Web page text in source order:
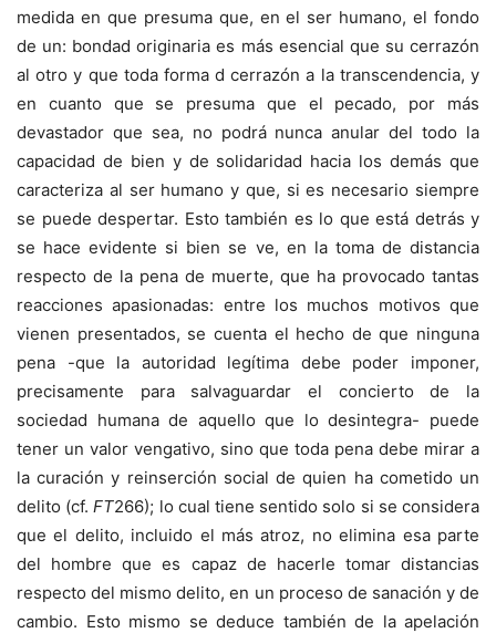
medida en que presuma que, en el ser humano, el fondo
de un: bondad originaria es más esencial que su cerrazón
al otro y que toda forma d cerrazón a la transcendencia, y
en cuanto que se presuma que el pecado, por más
devastador que sea, no podrá nunca anular del todo la
capacidad de bien y de solidaridad hacia los demás que
caracteriza al ser humano y que, si es necesario siempre
se puede despertar. Esto también es lo que está detrás y
se hace evidente si bien se ve, en la toma de distancia
respecto de la pena de muerte, que ha provocado tantas
reacciones apasionadas: entre los muchos motivos que
vienen presentados, se cuenta el hecho de que ninguna
pena -que la autoridad legítima debe poder imponer,
precisamente para salvaguardar el concierto de la
sociedad humana de aquello que lo desintegra- puede
tener un valor vengativo, sino que toda pena debe mirar a
la curación y reinserción social de quien ha cometido un
delito (cf.FT266); lo cual tiene sentido solo si se considera
que el delito, incluido el más atroz, no elimina esa parte
del hombre que es capaz de hacerle tomar distancias
respecto del mismo delito, en un proceso de sanación y de
cambio. Esto mismo se deduce también de la apelación